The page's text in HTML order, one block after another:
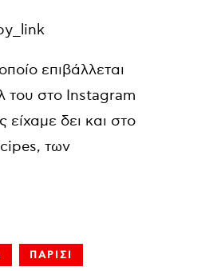
επιβάλλεται
του στο Instagram
είχαμε δει και στο
των
ΠΑΡΙΣΙ